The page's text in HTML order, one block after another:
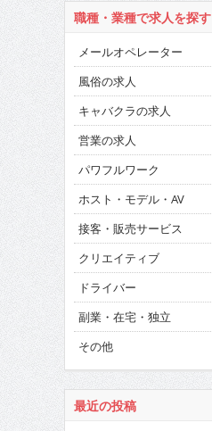
職種・業種で求人を探す
メールオペレーター
風俗の求人
キャバクラの求人
営業の求人
パワフルワーク
ホスト・モデル・AV
接客・販売サービス
クリエイティブ
ドライバー
副業・在宅・独立
その他
最近の投稿